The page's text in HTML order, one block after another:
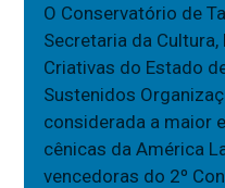
O Conservatório de
Secretaria da
Criativas do Estado
Sustenidos
considerada a maior
cênicas da América
vencedoras do 2º